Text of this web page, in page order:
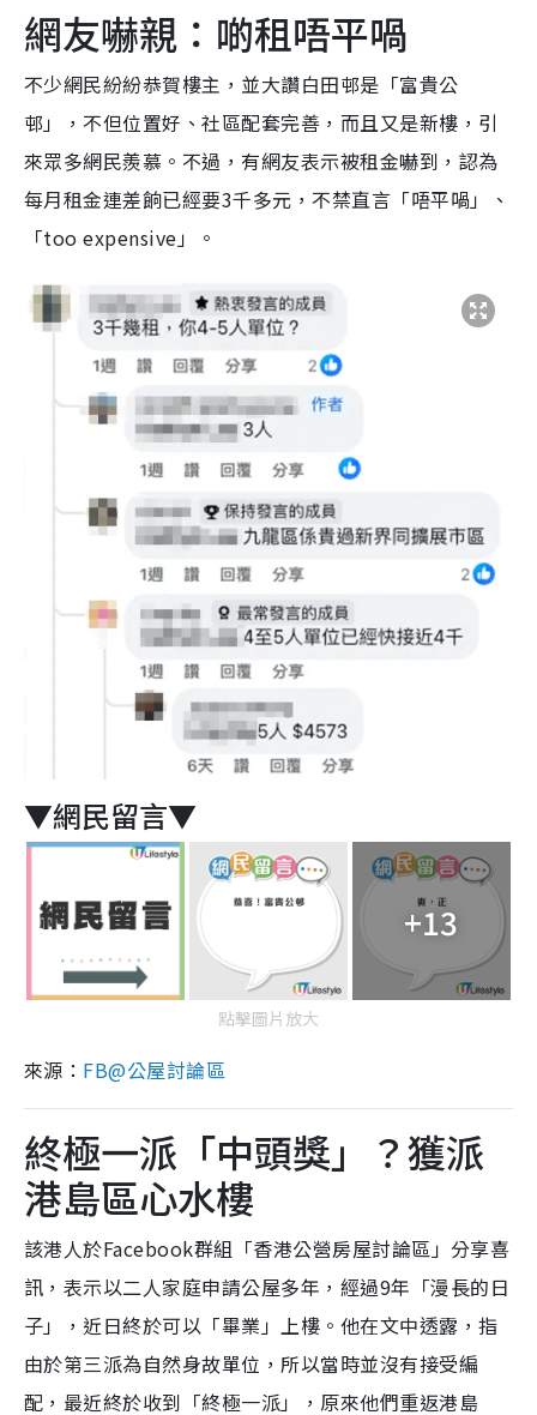
網友嚇親：啲租唔平喎
不少網民紛紛恭賀樓主，並大讚白田邨是「富貴公
邨」，不但位置好、社區配套完善，而且又是新樓，引
來眾多網民羨慕。不過，有網友表示被租金嚇到，認為
每月租金連差餉已經要3千多元，不禁直言「唔平喎」、
「too expensive」。
▼網民留言▼
+13
點擊圖片放大
來源： FB@公屋討論區
終極一派「中頭獎」？獲派
港島區心水樓
該港人於Facebook群組「香港公營房屋討論區」分享喜
訊，表示以二人家庭申請公屋多年，經過9年「漫長的日
子」，近日終於可以「畢業」上樓。他在文中透露，指
由於第三派為自然身故單位，所以當時並沒有接受編
配，最近終於收到「終極一派」，原來他們重返港島